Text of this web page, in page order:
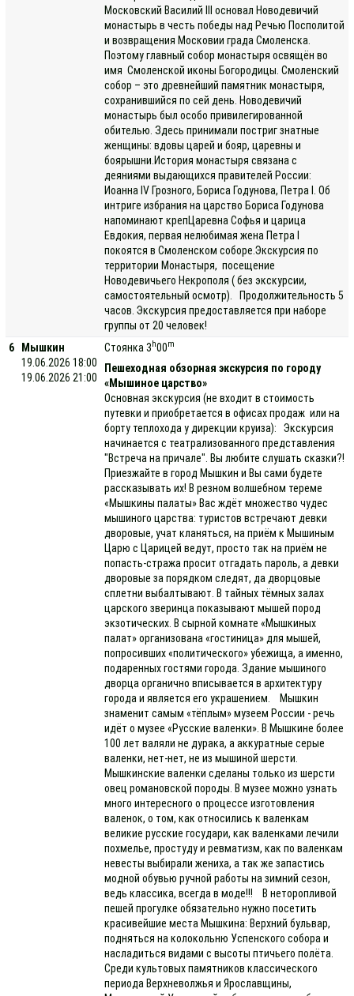
Московский Василий III основал Новодевичий
монастырь в честь победы над Речью Посполитой
и возвращения Московии града Смоленска.
Поэтому главный собор монастыря освящён во
имя Смоленской иконы Богородицы. Смоленский
собор – это древнейший памятник монастыря,
сохранившийся по сей день. Новодевичий
монастырь был особо привилегированной
обителью. Здесь принимали постриг знатные
женщины: вдовы царей и бояр, царевны и
боярышни.История монастыря связана с
деяниями выдающихся правителей России:
Иоанна IV Грозного, Бориса Годунова, Петра I. Об
интриге избрания на царство Бориса Годунова
напоминают крепЦаревна Софья и царица
Евдокия, первая нелюбимая жена Петра I
покоятся в Смоленском соборе.Экскурсия по
территории Монастыря, посещение
Новодевичьего Некрополя ( без экскурсии,
самостоятельный осмотр). Продолжительность 5
часов. Экскурсия предоставляется при наборе
группы от 20 человек!
6
Мышкин
19.06.2026 18:00
19.06.2026 21:00
Стоянка 3 h00m
Пешеходная обзорная экскурсия по городу
«Мышиное царство»
Основная экскурсия (не входит в стоимость
путевки и приобретается в офисах продаж или на
борту теплохода у дирекции круиза): Экскурсия
начинается с театрализованного представления
"Встреча на причале". Вы любите слушать сказки?!
Приезжайте в город Мышкин и Вы сами будете
рассказывать их! В резном волшебном тереме
«Мышкины палаты» Вас ждёт множество чудес
мышиного царства: туристов встречают девки
дворовые, учат кланяться, на приём к Мышиным
Царю с Царицей ведут, просто так на приём не
попасть-стража просит отгадать пароль, а девки
дворовые за порядком следят, да дворцовые
сплетни выбалтывают. В тайных тёмных залах
царского зверинца показывают мышей пород
экзотических. В сырной комнате «Мышкиных
палат» организована «гостиница» для мышей,
попросивших «политического» убежища, а именно,
подаренных гостями города. Здание мышиного
дворца органично вписывается в архитектуру
города и является его украшением. Мышкин
знаменит самым «тёплым» музеем России - речь
идёт о музее «Русские валенки». В Мышкине более
100 лет валяли не дурака, а аккуратные серые
валенки, нет-нет, не из мышиной шерсти.
Мышкинские валенки сделаны только из шерсти
овец романовской породы. В музее можно узнать
много интересного о процессе изготовления
валенок, о том, как относились к валенкам
великие русские государи, как валенками лечили
похмелье, простуду и ревматизм, как по валенкам
невесты выбирали жениха, а так же запастись
модной обувью ручной работы на зимний сезон,
ведь классика, всегда в моде!!! В неторопливой
пешей прогулке обязательно нужно посетить
красивейшие места Мышкина: Верхний бульвар,
подняться на колокольню Успенского собора и
насладиться видами с высоты птичьего полёта.
Среди культовых памятников классического
периода Верхневолжья и Ярославщины,